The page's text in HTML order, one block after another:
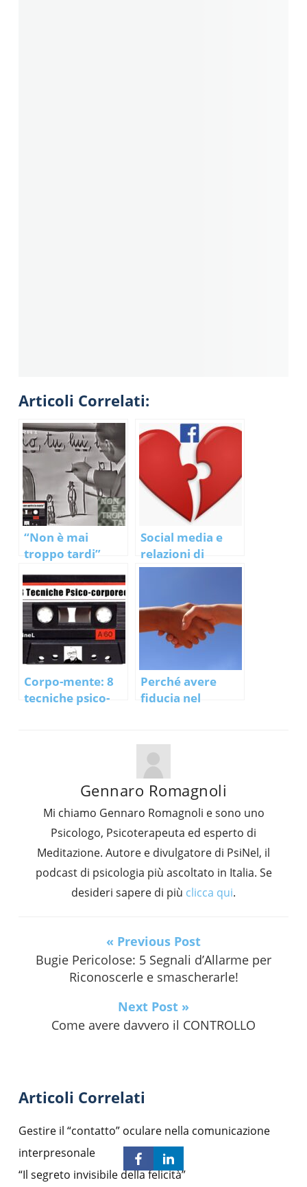
Articoli Correlati:
“Non è mai
troppo tardi”
Social media e
relazioni di
coppia…da
tutto è cambiato
;)
Corpo-mente: 8
tecniche psico-
Perché avere
fiducia nel
Gennaro Romagnoli
Mi chiamo Gennaro Romagnoli e sono uno
Psicologo, Psicoterapeuta ed esperto di
Meditazione. Autore e divulgatore di PsiNel, il
podcast di psicologia più ascoltato in Italia. Se
desideri sapere di più clicca qui.
« Previous Post
Bugie Pericolose: 5 Segnali d’Allarme per
Riconoscerle e smascherarle!
Next Post »
Come avere davvero il CONTROLLO
Articoli Correlati
Gestire il “contatto” oculare nella comunicazione
interpresonale
“Il segreto invisibile della felicità”